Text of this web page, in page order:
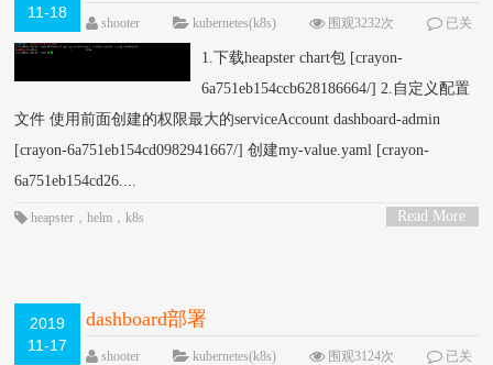
11-18
shooter kubernetes(k8s) 围观3232次
已关
闭评论
1.下载heapster chart包 [crayon-
6a751eb154ccb628186664/] 2.自定义配置
文件 使用前面创建的权限最大的serviceAccount dashboard-admin
[crayon-6a751eb154cd0982941667/] 创建my-value.yaml [crayon-
6a751eb154cd26....
Read More
heapster ，helm ，k8s
2019
11-17
dashboard部署
shooter kubernetes(k8s) 围观3124次
已关